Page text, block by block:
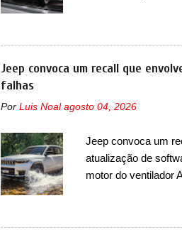
modelo compacto
primeiras imagens
esportiva, o A05s.
elétrico colocará a
design já visto por
bastante vinculado
retangular, com um
Jeep convoca um recall que
falhas
Por Luis Noal agosto 04, 2026
Jeep convoca um
atualização de
motor do ventilador
com unidades de
unidades afetadas